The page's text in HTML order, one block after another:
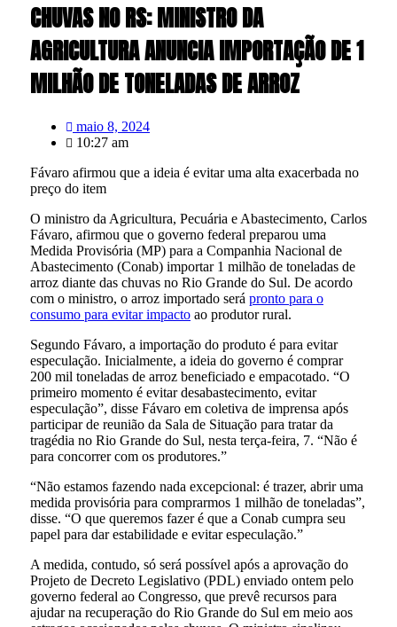
CHUVAS NO RS: MINISTRO DA
AGRICULTURA ANUNCIA IMPORTAÇÃO DE 1
MILHÃO DE TONELADAS DE ARROZ
maio 8, 2024
10:27 am
Fávaro afirmou que a ideia é evitar uma alta exacerbada no
preço do item
O ministro da Agricultura, Pecuária e Abastecimento, Carlos
Fávaro, afirmou que o governo federal preparou uma
Medida Provisória (MP) para a Companhia Nacional de
Abastecimento (Conab) importar 1 milhão de toneladas de
arroz diante das chuvas no Rio Grande do Sul. De acordo
com o ministro, o arroz importado será pronto para o
consumo para evitar impacto ao produtor rural.
Segundo Fávaro, a importação do produto é para evitar
especulação. Inicialmente, a ideia do governo é comprar
200 mil toneladas de arroz beneficiado e empacotado. “O
primeiro momento é evitar desabastecimento, evitar
especulação”, disse Fávaro em coletiva de imprensa após
participar de reunião da Sala de Situação para tratar da
tragédia no Rio Grande do Sul, nesta terça-feira, 7. “Não é
para concorrer com os produtores.”
“Não estamos fazendo nada excepcional: é trazer, abrir uma
medida provisória para comprarmos 1 milhão de toneladas”,
disse. “O que queremos fazer é que a Conab cumpra seu
papel para dar estabilidade e evitar especulação.”
A medida, contudo, só será possível após a aprovação do
Projeto de Decreto Legislativo (PDL) enviado ontem pelo
governo federal ao Congresso, que prevê recursos para
ajudar na recuperação do Rio Grande do Sul em meio aos